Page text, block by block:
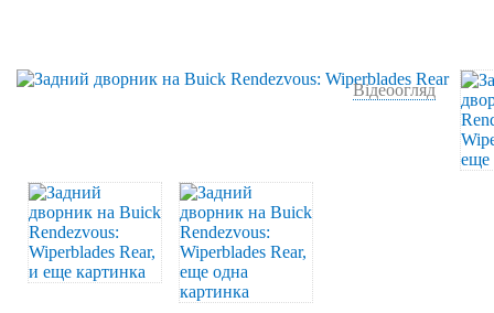
Відеоогляд